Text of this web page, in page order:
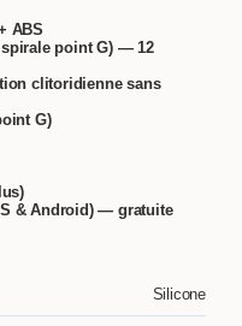
ABS
point G) — 12
clitoridienne sans
G)
& Android) — gratuite
Silicone